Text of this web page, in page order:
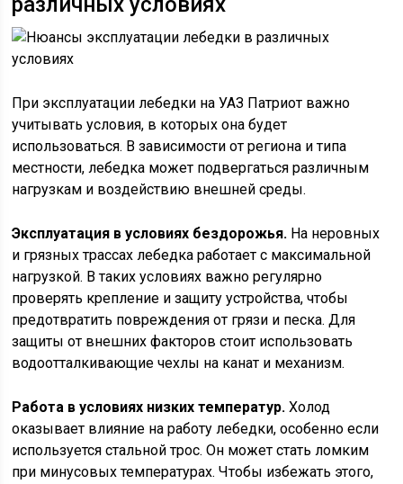
При эксплуатации лебедки на УАЗ Патриот важно
учитывать условия, в которых она будет
использоваться. В зависимости от региона и типа
местности, лебедка может подвергаться различным
нагрузкам и воздействию внешней среды.
Эксплуатация в условиях бездорожья. На неровных
и грязных трассах лебедка работает с максимальной
нагрузкой. В таких условиях важно регулярно
проверять крепление и защиту устройства, чтобы
предотвратить повреждения от грязи и песка. Для
защиты от внешних факторов стоит использовать
водоотталкивающие чехлы на канат и механизм.
Работа в условиях низких температур. Холод
оказывает влияние на работу лебедки, особенно если
используется стальной трос. Он может стать ломким
при минусовых температурах. Чтобы избежать этого,